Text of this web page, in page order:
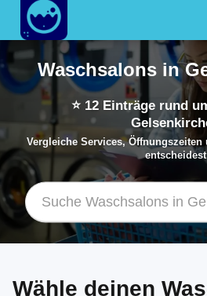
Waschsalons in
⭐ 12 Einträge rund
Vergleiche Services,
entscheidest
Wähle deinen